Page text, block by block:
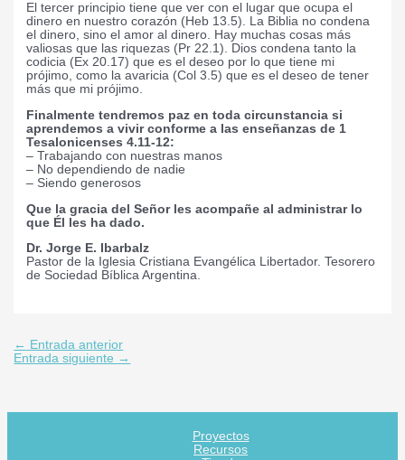
El tercer principio tiene que ver con el lugar que ocupa el
dinero en nuestro corazón (Heb 13.5). La Biblia no condena
el dinero, sino el amor al dinero. Hay muchas cosas más
valiosas que las riquezas (Pr 22.1). Dios condena tanto la
codicia (Ex 20.17) que es el deseo por lo que tiene mi
prójimo, como la avaricia (Col 3.5) que es el deseo de tener
más que mi prójimo.
Finalmente tendremos paz en toda circunstancia si
aprendemos a vivir conforme a las enseñanzas de 1
Tesalonicenses 4.11-12:
– Trabajando con nuestras manos
– No dependiendo de nadie
– Siendo generosos
Que la gracia del Señor les acompañe al administrar lo
que Él les ha dado.
Dr. Jorge E. Ibarbalz
Pastor de la Iglesia Cristiana Evangélica Libertador. Tesorero
de Sociedad Bíblica Argentina.
← Entrada anterior
Entrada siguiente →
Proyectos
Recursos